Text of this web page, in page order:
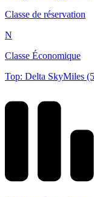
Classe de réservation
N
Classe Économique
Top: Delta SkyMiles